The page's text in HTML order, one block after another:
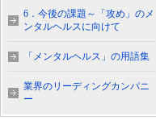
6．今後の課題～「攻め」のメ
ンタルヘルスに向けて
「メンタルヘルス」の用語集
業界のリーディングカンパニ
ー